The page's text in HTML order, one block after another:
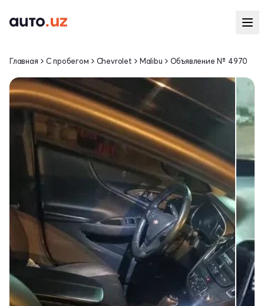
Главная С пробегом Chevrolet Malibu Объявление № 4970